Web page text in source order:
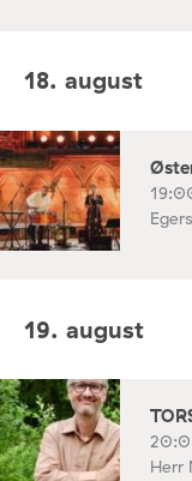
18. august
19. august
Herr